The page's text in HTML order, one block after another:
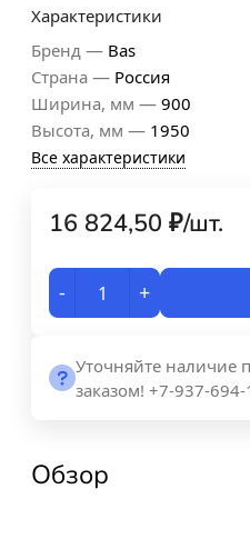
Характеристики
Бренд — Bas
Страна — Россия
Ширина, мм — 900
Высота, мм — 1950
Все характеристики
16 824,50 ₽/шт.
- +
Уточняйте наличие
заказом! +7-937-
Обзор